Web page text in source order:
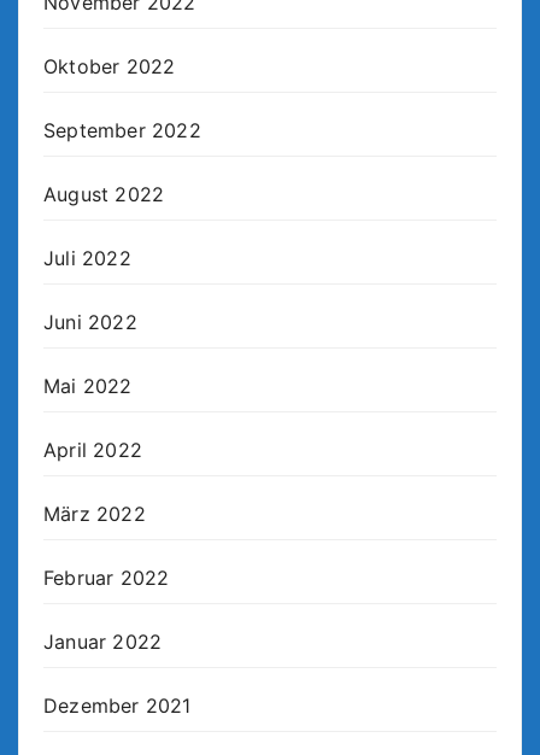
Oktober 2022
September 2022
August 2022
Juli 2022
Juni 2022
Mai 2022
April 2022
März 2022
Februar 2022
Januar 2022
Dezember 2021